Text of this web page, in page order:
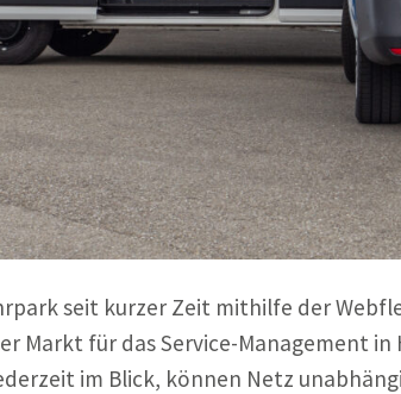
seit kurzer Zeit mithilfe der
Markt für das Service-Management
im Blick, können Netz